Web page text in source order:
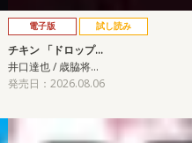
電子版 試し読み
チキン 「ドロップ…
井口達也 / 歳脇将…
発売日：2026.08.06